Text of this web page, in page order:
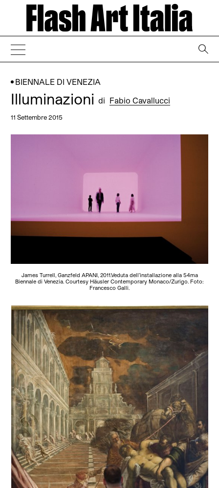
BIENNALE DI VENEZIA
Illuminazionidi Fabio Cavallucci
11 Settembre 2015
James Turrell, Ganzfeld APANI, 2011.Veduta dell’installazione alla 54ma
Biennale di Venezia. Courtesy Häusler Contemporary Monaco/Zurigo. Foto:
Francesco Galli.